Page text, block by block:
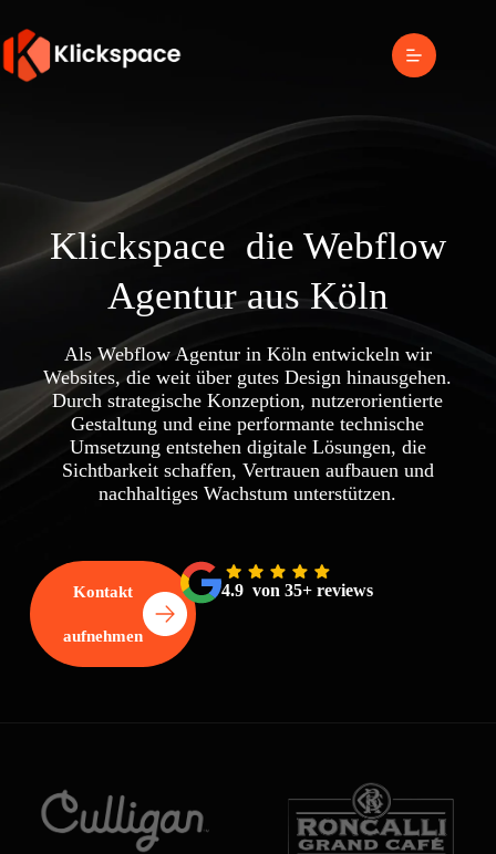
Klickspace die Webflow
Agentur aus Köln
Als Webflow Agentur in Köln entwickeln wir
Websites, die weit über gutes Design hinausgehen.
Durch strategische Konzeption, nutzerorientierte
Gestaltung und eine performante technische
Umsetzung entstehen digitale Lösungen, die
Sichtbarkeit schaffen, Vertrauen aufbauen und
nachhaltiges Wachstum unterstützen.
Kontakt
aufnehmen
4.9 von 35+ reviews